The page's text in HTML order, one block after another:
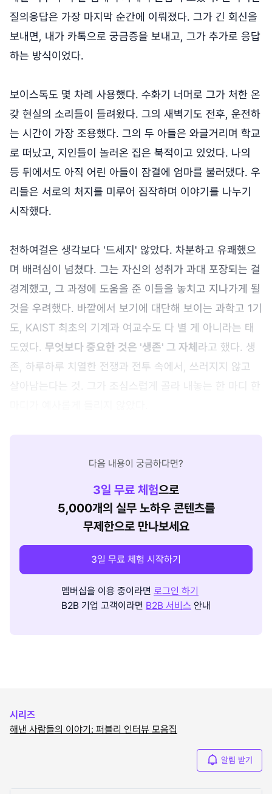
질의응답은 가장 마지막 순간에 이뤄졌다. 그가 긴 회신을
보내면, 내가 카톡으로 궁금증을 보내고, 그가 추가로 응답
하는 방식이었다.
보이스톡도 몇 차례 사용했다. 수화기 너머로 그가 처한 온
갖 현실의 소리들이 들려왔다. 그의 새벽기도 전후, 운전하
는 시간이 가장 조용했다. 그의 두 아들은 와글거리며 학교
로 떠났고, 지인들이 놀러온 집은 북적이고 있었다. 나의
등 뒤에서도 아직 어린 아들이 잠결에 엄마를 불러댔다. 우
리들은 서로의 처지를 미루어 짐작하며 이야기를 나누기
시작했다.
천하여걸은 생각보다 '드세지' 않았다. 차분하고 유쾌했으
며 배려심이 넘쳤다. 그는 자신의 성취가 과대 포장되는 걸
경계했고, 그 과정에 도움을 준 이들을 놓치고 지나가게 될
것을 우려했다. 바깥에서 보기에 대단해 보이는 과학고 1기
도, KAIST 최초의 기계과 여교수도 다 별 게 아니라는 태
도였다. 무엇보다 중요한 것은 '생존' 그 자체라고 했다. 생
존, 하루하루 치열한 전쟁과 전투 속에서, 쓰러지지 않고
살아남는다는 것. 그가 조심스럽게 골라 내놓는 한 마디 한
다음 내용이 궁금하다면?
3일 무료 체험으로
5,000개의 실무 노하우 콘텐츠를
무제한으로 만나보세요
3일 무료 체험 시작하기
멤버십을 이용 중이라면 로그인 하기
B2B 기업 고객이라면 B2B 서비스 안내
시리즈
해낸 사람들의 이야기: 퍼블리 인터뷰 모음집
알림 받기